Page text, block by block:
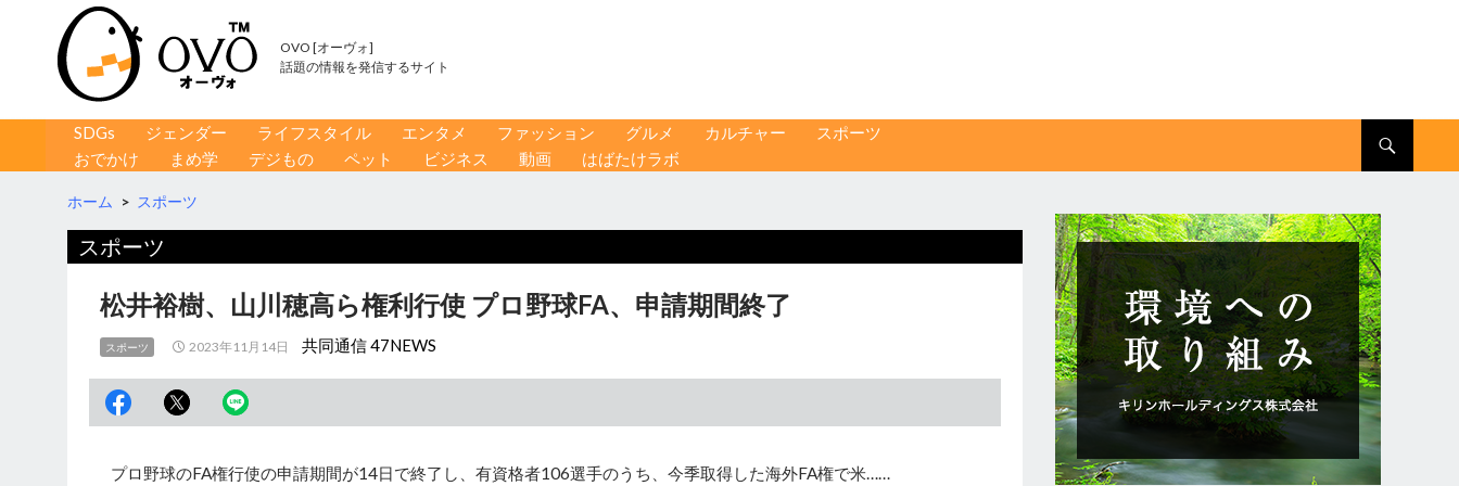
OVO [オーヴォ]
話題の情報を発信するサイト
コンテンツへ移動
SDGs ジェンダー ライフスタイル エンタメ ファッション グルメ カルチャー
スポーツ
おでかけ
まめ学 デジもの ペット ビジネス 動画 はばたけラボ
ホーム > スポーツ
スポーツ
松井裕樹、山川穂高ら権利行使 プロ野球FA、申請期間終了
スポーツ 2023年11月14日 共同通信 47NEWS
プロ野球のFA権行使の申請期間が14日で終了し、有資格者106選手のうち、今季取得した海外FA権で米……